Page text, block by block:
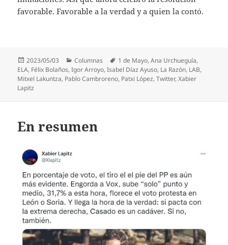
favorable. Favorable a la verdad y a quien la contó.
Publicado
el
2023/05/03 Categorías
Columnas Etiquetas
1 de Mayo,Ana Urchueguía,
ELA, Félix Bolaños,Igor Arroyo,Isabel Díaz Ayuso, La Razón, LAB,
Mitxel Lakuntza, Pablo Cambroreno, Patxi López,Twitter,Xabier
Lapitz
En resumen